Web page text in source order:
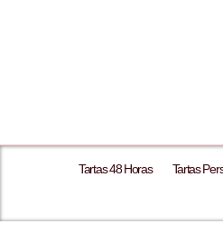
Tartas 48 Horas Tartas